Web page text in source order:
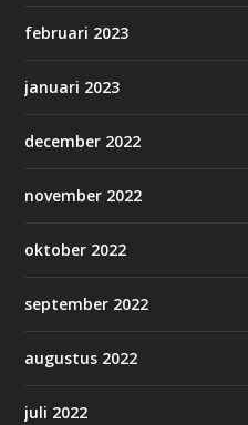
februari 2023
januari 2023
december 2022
november 2022
oktober 2022
september 2022
augustus 2022
juli 2022